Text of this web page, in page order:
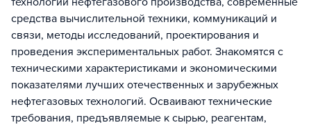
средства вычислительной техники, коммуникаций и
связи, методы исследований, проектирования и
проведения экспериментальных работ. Знакомятся с
техническими характеристиками и экономическими
показателями лучших отечественных и зарубежных
нефтегазовых технологий. Осваивают технические
требования, предъявляемые к сырью, реагентам,